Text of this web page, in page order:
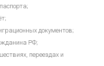
документов;
РФ;
переездах и